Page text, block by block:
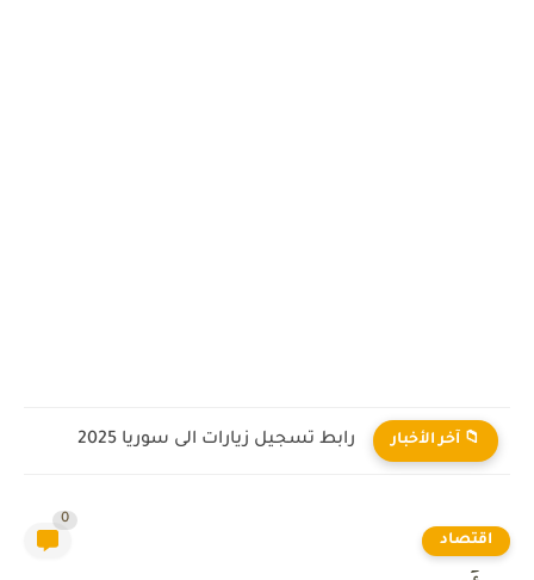
📁 آخر الأخبار رابط تسجيل زيارات الى سوريا 2025
اقتصاد
0